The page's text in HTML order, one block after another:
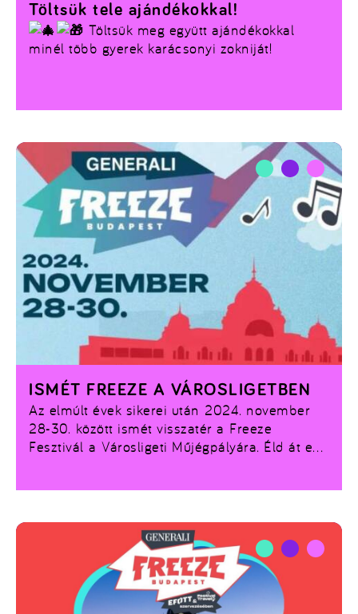
Töltsük meg együtt ajándékokkal
minél több gyerek karácsonyi zokniját!
Töltsük tele ajándékokkal!
Az elmúlt évek sikerei után 2024. november
28-30. között ismét visszatér a Freeze
Fesztivál aVárosligeti Műjégpályára. Éld át ezt
izgalmasprogramokkal, népszerűmagyar
és az évlegmenőbb korizós
várunk. Gyere el, és éld át a tél igazi
varázsát velünk a város szívében!
ISMÉT FREEZE A VÁROSLIGETBEN